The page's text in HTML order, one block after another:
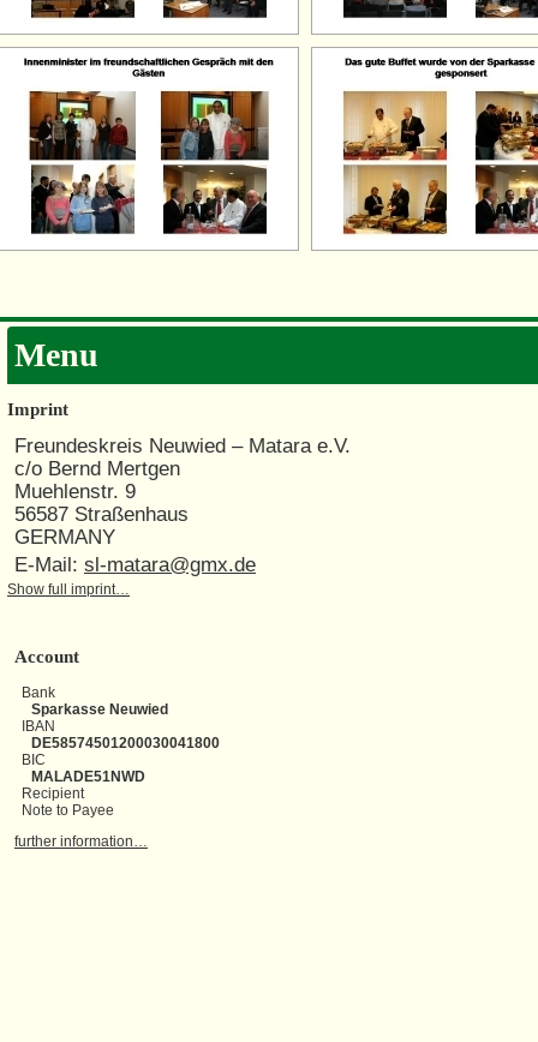
Menu
Imprint
Freundeskreis Neuwied – Matara e.V.
c/o Bernd Mertgen
Muehlenstr. 9
56587 Straßenhaus
GERMANY
E-Mail: sl-matara@gmx.de
Show full imprint…
Account
Bank
Sparkasse Neuwied
IBAN
DE58574501200030041800
BIC
MALADE51NWD
Recipient
Note to Payee
further information…